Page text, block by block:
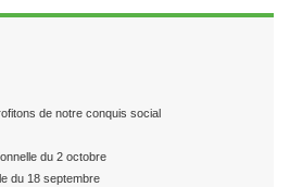
de notre conquis social
du 2 octobre
du 18 septembre